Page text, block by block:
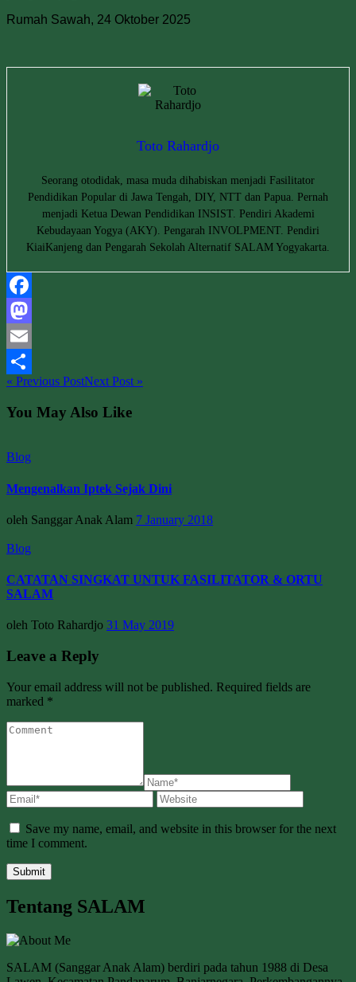
Rumah Sawah, 24 Oktober 2025
Toto Rahardjo
Seorang otodidak, masa muda dihabiskan menjadi Fasilitator
Pendidikan Popular di Jawa Tengah, DIY, NTT dan Papua. Pernah
menjadi Ketua Dewan Pendidikan INSIST. Pendiri Akademi
Kebudayaan Yogya (AKY). Pengarah INVOLPMENT. Pendiri
KiaiKanjeng dan Pengarah Sekolah Alternatif SALAM Yogyakarta.
Facebook
Mastodon
Email
Share
« Previous PostNext Post »
You May Also Like
Blog
Mengenalkan Iptek Sejak Dini
oleh Sanggar Anak Alam 7 January 2018
Blog
CATATAN SINGKAT UNTUK FASILITATOR & ORTU
SALAM
oleh Toto Rahardjo 31 May 2019
Leave a Reply
Your email address will not be published. Required fields are
marked *
Save my name, email, and website in this browser for the next
time I comment.
Tentang SALAM
SALAM (Sanggar Anak Alam) berdiri pada tahun 1988 di Desa